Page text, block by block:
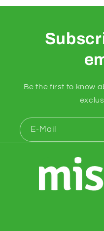
Be the first to know
E-Mail